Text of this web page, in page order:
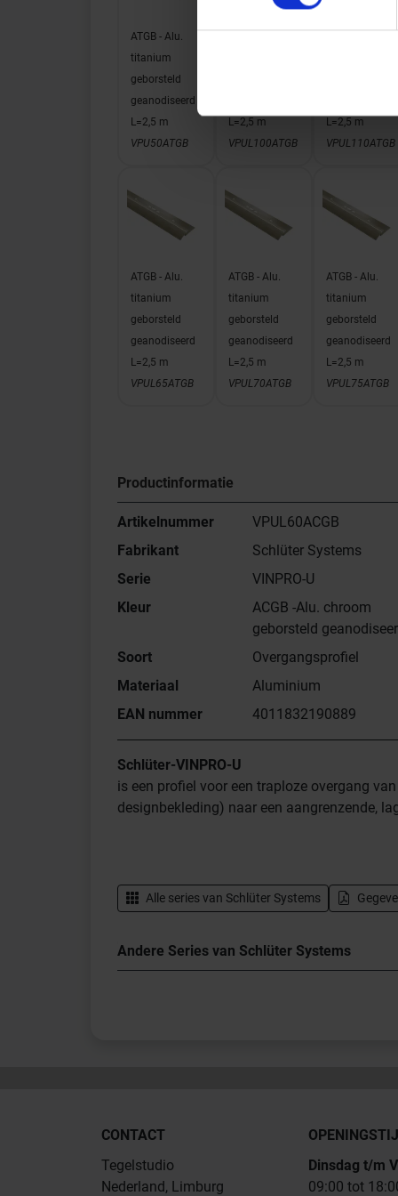
ATGB - Alu.
titanium
geborsteld
geanodiseerd
L=2,5 m
VPU50ATGB
L=2,5 m
VPUL100ATGB
L=2,5 m
VPUL110ATGB
ATGB - Alu.
titanium
geborsteld
geanodiseerd
L=2,5 m
VPUL65ATGB
ATGB - Alu.
titanium
geborsteld
geanodiseerd
L=2,5 m
VPUL70ATGB
ATGB - Alu.
titanium
geborsteld
geanodiseerd
L=2,5 m
VPUL75ATGB
Productinformatie
Artikelnummer
VPUL60ACGB
Fabrikant
Schlüter Systems
Serie
VINPRO-U
Kleur
ACGB -Alu. chroom
geborsteld
Soort
Overgangsprofiel
Materiaal
Aluminium
EAN nummer
4011832190889
Schlüter-VINPRO-U
is een profiel voor een traploze overgang
designbekleding) naar een aangrenzende,
Alle series van Schlüter Systems
Andere Series van Schlüter Systems
CONTACT
Tegelstudio
Nederland, Limburg
Dinsdag t/m
09:00 tot